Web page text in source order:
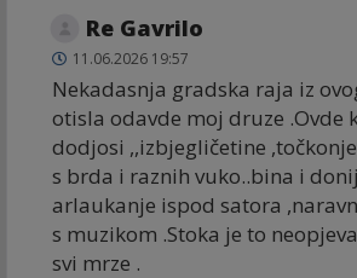
Re Gavrilo
11.06.2026 19:57
Nekadasnja gradska raja iz
otisla odavde moj druze .Ovde
dodjosi ,,izbjegličetine
s brda i raznih vuko..bina i
arlaukanje ispod satora
s muzikom .Stoka je to
svi mrze .